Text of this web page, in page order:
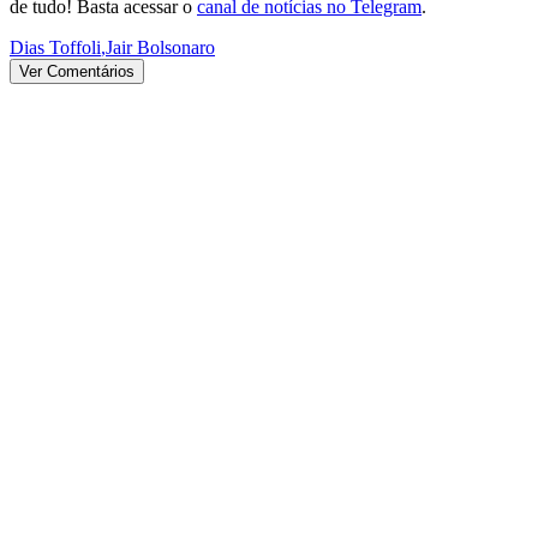
de tudo! Basta acessar o canal de notícias no Telegram.
Dias Toffoli,Jair Bolsonaro
Ver Comentários